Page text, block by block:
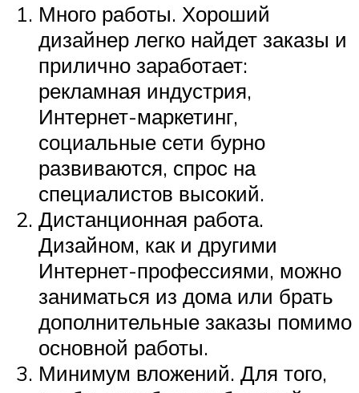
Много работы. Хороший
дизайнер легко найдет заказы и
прилично заработает:
рекламная индустрия,
Интернет-маркетинг,
социальные сети бурно
развиваются, спрос на
специалистов высокий.
Дистанционная работа.
Дизайном, как и другими
Интернет-профессиями, можно
заниматься из дома или брать
дополнительные заказы помимо
основной работы.
Минимум вложений. Для того,